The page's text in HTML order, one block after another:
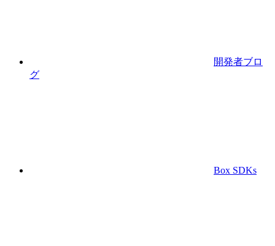
開発者ブロ
グ
Box SDKs